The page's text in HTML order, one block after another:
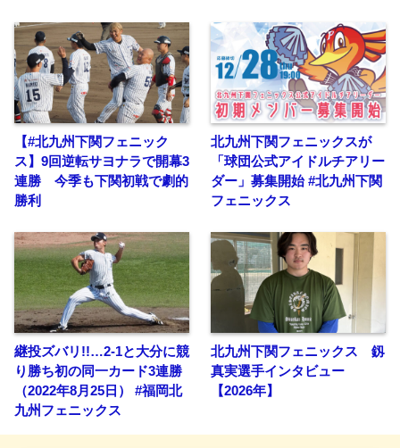
【#北九州下関フェニック
ス】9回逆転サヨナラで開幕3
連勝 今季も下関初戦で劇的
勝利
北九州下関フェニックスが
「球団公式アイドルチアリー
ダー」募集開始 #北九州下関
フェニックス
継投ズバリ!!…2-1と大分に競
り勝ち初の同一カード3連勝
（2022年8月25日） #福岡北
九州フェニックス
北九州下関フェニックス 釼
真実選手インタビュー
【2026年】